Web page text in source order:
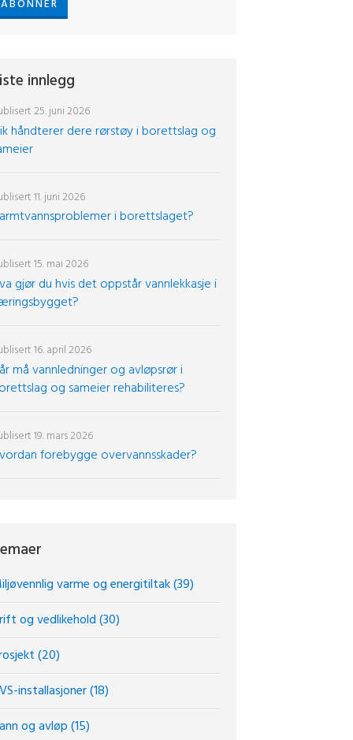
innlegg
håndterer dere rørstøy i borettslag og
25. juni 2026
i borettslaget?
11. juni 2026
gjør du hvis det oppstår vannlekkasje i
15. mai 2026
må vannledninger og avløpsrør i
og sameier rehabiliteres?
16. april 2026
forebygge overvannsskader?
19. mars 2026
varme og energitiltak(39)
og vedlikehold(30)
(20)
installasjoner(18)
og avløp(15)